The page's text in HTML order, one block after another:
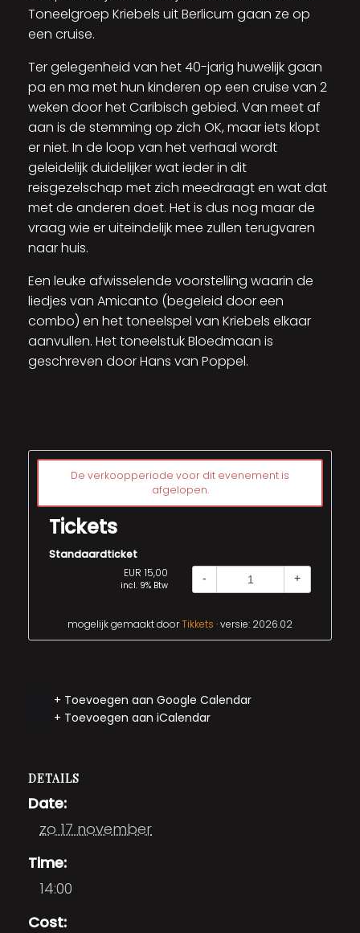
Toneelgroep Kriebels uit Berlicum gaan ze op
een cruise.
Ter gelegenheid van het 40-jarig huwelijk gaan
pa en ma met hun kinderen op een cruise van 2
weken door het Caribisch gebied. Van meet af
aan is de stemming op zich OK, maar iets klopt
er niet. In de loop van het verhaal wordt
geleidelijk duidelijker wat ieder in dit
reisgezelschap met zich meedraagt en wat dat
met de anderen doet. Het is dus nog maar de
vraag wie er uiteindelijk mee zullen terugvaren
naar huis.
Een leuke afwisselende voorstelling waarin de
liedjes van Amicanto (begeleid door een
combo) en het toneelspel van Kriebels elkaar
aanvullen. Het toneelstuk Bloedmaan is
geschreven door Hans van Poppel.
De verkoopperiode voor dit evenement is
afgelopen.
Tickets
Standaardticket
EUR 15,00
incl. 9% Btw
- +
mogelijk gemaakt doorTikkets · versie: 2026.02
+ Toevoegen aan Google Calendar
+ Toevoegen aan iCalendar
DETAILS
Date:
zo 17 november
Time:
14:00
Cost: